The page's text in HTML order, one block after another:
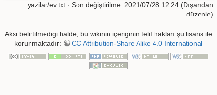
yazilar/ev.txt · Son değiştirilme: 2021/07/28 12:24 (Dışarıdan
düzenle)
Aksi belirtilmediği halde, bu wikinin içeriğinin telif hakları şu lisans ile
korunmaktadır:
CC Attribution-Share Alike 4.0 International